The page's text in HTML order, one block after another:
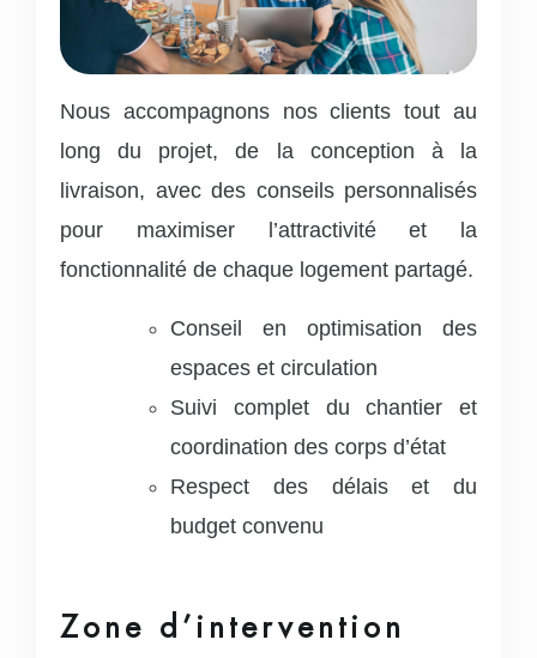
Nous accompagnons nos clients tout au
long du projet, de la conception à la
livraison, avec des conseils personnalisés
pour maximiser l’attractivité et la
fonctionnalité de chaque logement partagé.
Conseil en optimisation des
espaces et circulation
Suivi complet du chantier et
coordination des corps d’état
Respect des délais et du
budget convenu
Zone d’intervention